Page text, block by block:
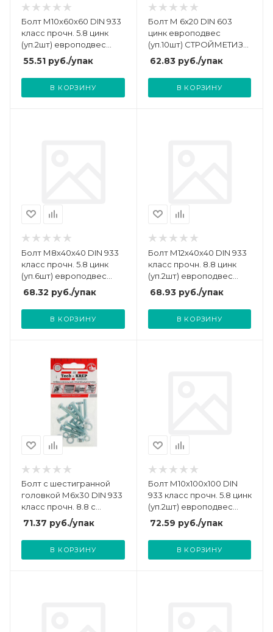
Болт М10х60х60 DIN 933
класс прочн. 5.8 цинк
(уп.2шт) европодвес
СТРОЙМЕТИЗ 3012091
55.51 руб./упак
В КОРЗИНУ
Болт М 6х20 DIN 603
цинк европодвес
(уп.10шт) СТРОЙМЕТИЗ
318006101
62.83руб./упак
В КОРЗИНУ
Болт М8х40х40 DIN 933
класс прочн. 5.8 цинк
(уп.6шт) европодвес
СТРОЙМЕТИЗ 30110016
68.32 руб./упак
В КОРЗИНУ
Болт М12х40х40 DIN 933
класс прочн. 8.8 цинк
(уп.2шт) европодвес
СТРОЙМЕТИЗ 3023061
68.93руб./упак
В КОРЗИНУ
Болт с шестигранной
головкой М6х30 DIN 933
класс прочн. 8.8 с
гайкой и шайбой оцинк.
(пакет) (уп.8шт) Tech-
Krep/Zitar 114051
71.37 руб./упак
В КОРЗИНУ
Болт М10х100х100 DIN
933 класс прочн. 5.8 цинк
(уп.2шт) европодвес
СТРОЙМЕТИЗ 30111512
72.59 руб./упак
В КОРЗИНУ